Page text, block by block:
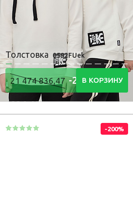
Толстовка 0592FUek
21 474 836,47-21 474
836,48Р
В КОРЗИНУ
-200%